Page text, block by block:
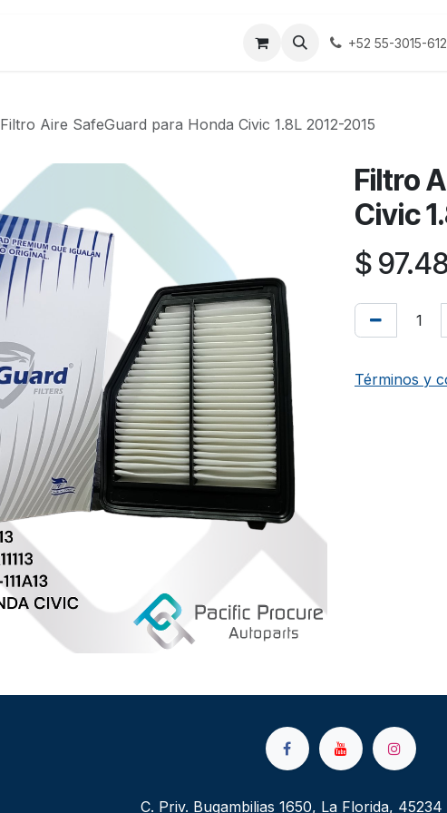
Terminos y Condiciones+52 55-3015-
Filtro Aire SafeGuard para Honda Civic 1.8L 2012-2015
Filtro
Civic
$
Términos y
C. Priv. Bugambilias 1650, La Florida,